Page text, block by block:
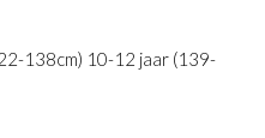
138cm) 10-12 jaar (139-